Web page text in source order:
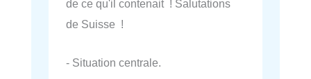
de ce qu'il contenait ! Salutations
de Suisse !
- Situation centrale.